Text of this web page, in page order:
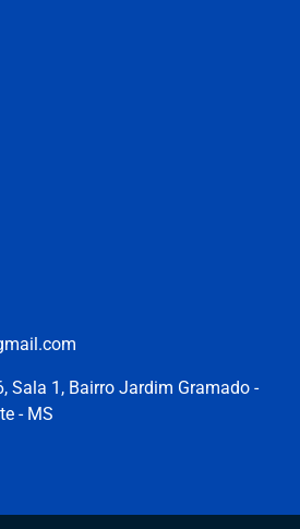
Sala 1, Bairro Jardim Gramado -
- MS